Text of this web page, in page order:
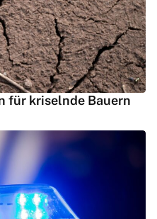
für kriselnde Bauern